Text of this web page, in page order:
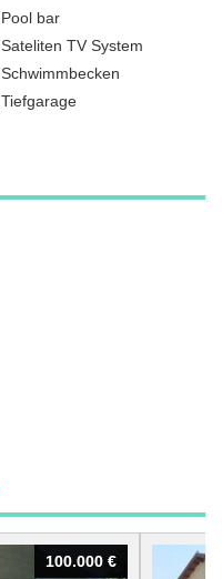
Pool bar
Sateliten TV System
Schwimmbecken
Tiefgarage
100.000 €
100.000 €